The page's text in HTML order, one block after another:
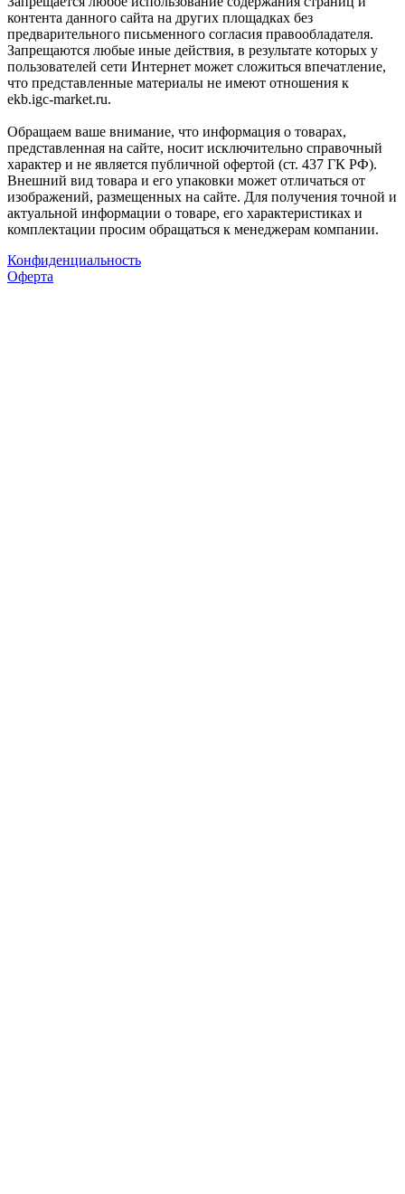
контента данного сайта на других площадках без
предварительного письменного согласия правообладателя.
Запрещаются любые иные действия, в результате которых у
пользователей сети Интернет может сложиться впечатление,
что представленные материалы не имеют отношения к
ekb.igc-market.ru.
Обращаем ваше внимание, что информация о товарах,
представленная на сайте, носит исключительно справочный
характер и не является публичной офертой (ст. 437 ГК РФ).
Внешний вид товара и его упаковки может отличаться от
изображений, размещенных на сайте. Для получения точной и
актуальной информации о товаре, его характеристиках и
комплектации просим обращаться к менеджерам компании.
Конфиденциальность
Оферта